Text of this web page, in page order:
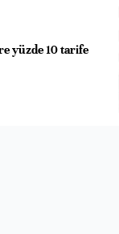
yüzde 10 tarife